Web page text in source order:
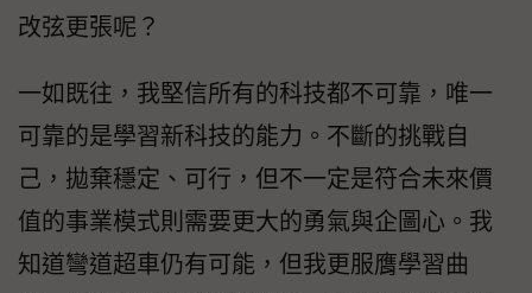
改弦更張呢？
一如既往，我堅信所有的科技都不可靠，唯一
可靠的是學習新科技的能力。不斷的挑戰自
己，拋棄穩定、可行，但不一定是符合未來價
值的事業模式則需要更大的勇氣與企圖心。我
知道彎道超車仍有可能，但我更服膺學習曲